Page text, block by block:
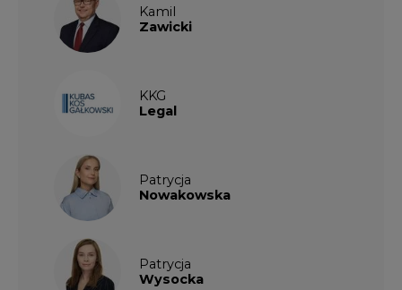
Kamil
Zawicki
KKG
Legal
Patrycja
Nowakowska
Patrycja
Wysocka